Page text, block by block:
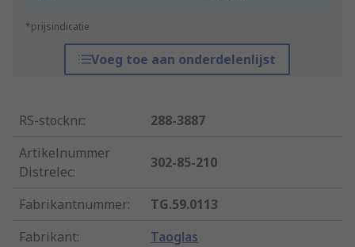
*prijsindicatie
Voeg toe aan onderdelenlijst
RS-stocknr.:
288-3887
Artikelnummer
Distrelec:
302-85-210
Fabrikantnummer:
TG.59.0113
Fabrikant: Taoglas